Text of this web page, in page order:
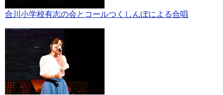
合川小学校有志の会とコールつくしんぼによる合唱